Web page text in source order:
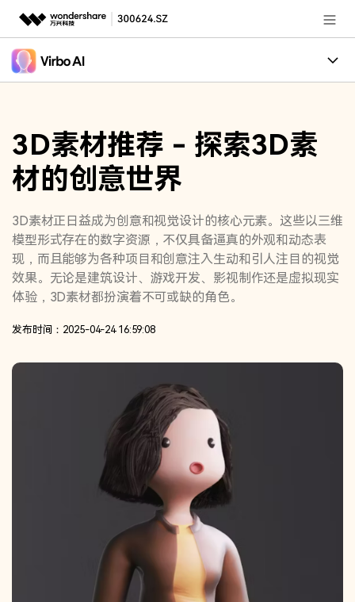
推荐产品
新闻中心
关于万兴
加入我们
帮助中心
客服热线：
核心卖点
适用人群
3D素材推荐 - 探索3D素
材的创意世界
3D素材正日益成为创意和视觉设计的核心元素。这些以三维
模型形式存在的数字资源，不仅具备逼真的外观和动态表
现，而且能够为各种项目和创意注入生动和引人注目的视觉
效果。无论是建筑设计、游戏开发、影视制作还是虚拟现实
体验，3D素材都扮演着不可或缺的角色。
发布时间：2025-04-24 16:59:08